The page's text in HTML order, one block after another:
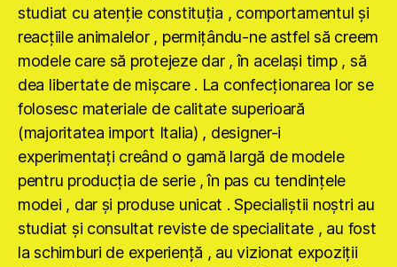
studiat cu atenţie constituţia , comportamentul şi
reacţiile animalelor , permiţându-ne astfel să creem
modele care să protejeze dar , în acelaşi timp , să
dea libertate de mişcare . La confecţionarea lor se
folosesc materiale de calitate superioară
(majoritatea import Italia) , designer-i
experimentaţi creând o gamă largă de modele
pentru producţia de serie , în pas cu tendinţele
modei , dar şi produse unicat . Specialiştii noştri au
studiat şi consultat reviste de specialitate , au fost
la schimburi de experienţă , au vizionat expoziţii